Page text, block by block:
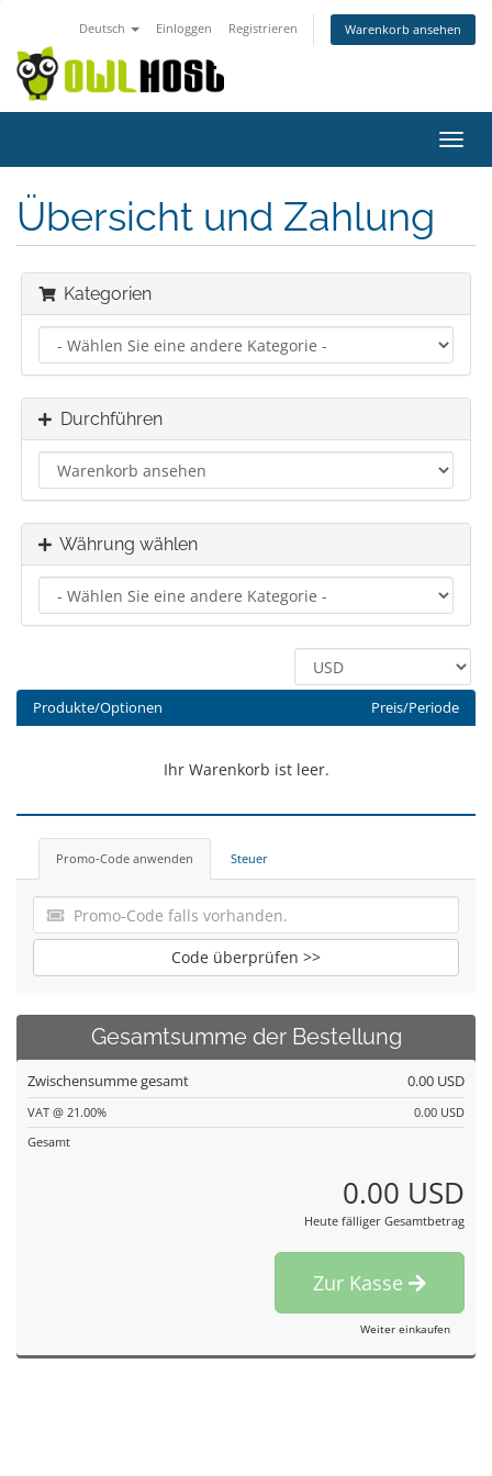
Deutsch Einloggen Registrieren Warenkorb ansehen
ein-/
Übersicht und Zahlung
Kategorien
Durchführen
Währung wählen
Produkte/Optionen Preis/Periode
Ihr Warenkorb ist leer.
Promo-Code anwenden Steuer
Code überprüfen >>
Gesamtsumme der Bestellung
Zwischensumme gesamt 0.00 USD
VAT @ 21.00%
0.00 USD
Gesamt
0.00 USD
Heute fälliger Gesamtbetrag
Zur Kasse
Weiter einkaufen